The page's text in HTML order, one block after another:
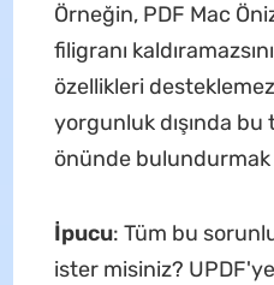
Örneğin, PDF Mac
filigranı
özellikleri
yorgunluk dışında
önünde bulundurmak
İpucu: Tüm bu
ister misiniz? UPDF'ye